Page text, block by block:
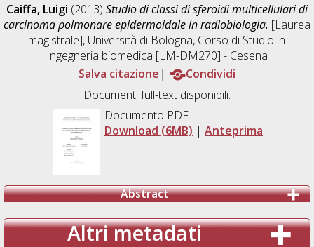
Caiffa, Luigi (2013) Studio di classi di sferoidi multicellulari di
carcinoma polmonare epidermoidale in radiobiologia. [Laurea
magistrale], Università di Bologna, Corso di Studio in
Ingegneria biomedica [LM-DM270] - Cesena
Salva citazione
Condividi
Documenti full-text disponibili:
Documento PDF
Download (6MB) | Anteprima
Abstract
Altri metadati